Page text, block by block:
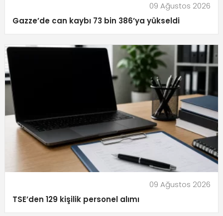
09 Ağustos 2026
Gazze’de can kaybı 73 bin 386’ya yükseldi
09 Ağustos 2026
TSE’den 129 kişilik personel alımı